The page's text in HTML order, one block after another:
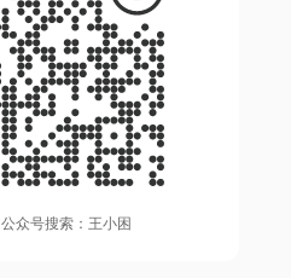
公众号搜索：王小困